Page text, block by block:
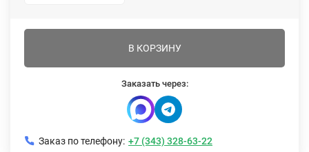
В КОРЗИНУ
Заказать через:
Заказ по телефону: +7 (343) 328-63-22